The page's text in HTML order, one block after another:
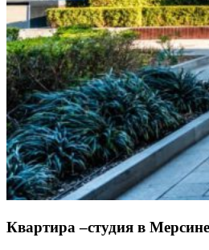
Квартира –студия в